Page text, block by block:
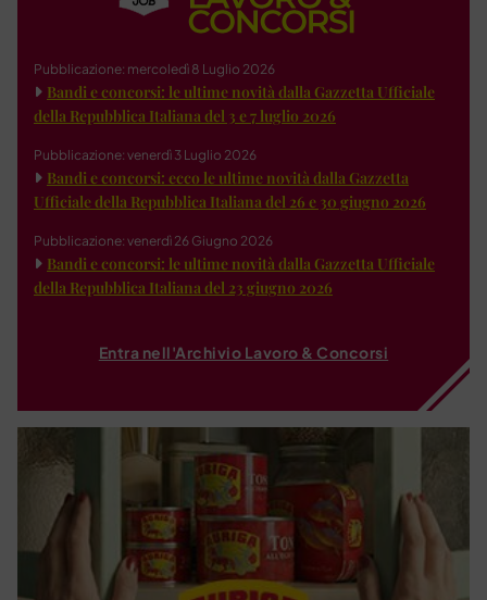
Pubblicazione: mercoledì 8 Luglio 2026
Bandi e concorsi: le ultime novità dalla Gazzetta Ufficiale
della Repubblica Italiana del 3 e 7 luglio 2026
Pubblicazione: venerdì 3 Luglio 2026
Bandi e concorsi: ecco le ultime novità dalla Gazzetta
Ufficiale della Repubblica Italiana del 26 e 30 giugno 2026
Pubblicazione: venerdì 26 Giugno 2026
Bandi e concorsi: le ultime novità dalla Gazzetta Ufficiale
della Repubblica Italiana del 23 giugno 2026
Entra nell'Archivio Lavoro & Concorsi